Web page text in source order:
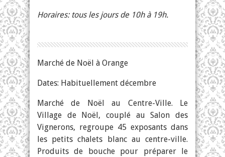
Horaires: tous les jours de 10h à 19h.
Marché de Noël à Orange
Dates: Habituellement décembre
Marché de Noël au Centre-Ville. Le
Village de Noël, couplé au Salon des
Vignerons, regroupe 45 exposants dans
les petits chalets blanc au centre-ville.
Produits de bouche pour préparer le